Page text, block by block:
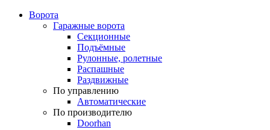
Ворота
Гаражные ворота
Секционные
Подъёмные
Рулонные, ролетные
Распашные
Раздвижные
По управлению
Автоматические
По производителю
Doorhan